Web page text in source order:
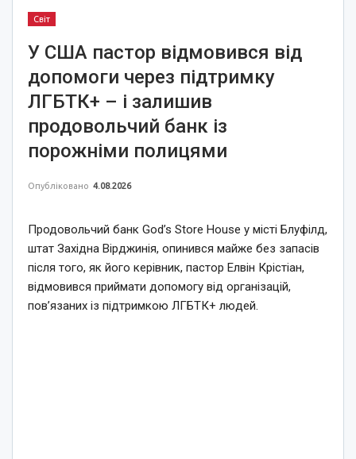
Світ
У США пастор відмовився від
допомоги через підтримку
ЛГБТК+ – і залишив
продовольчий банк із
порожніми полицями
Опубліковано 4.08.2026
Продовольчий банк God’s Store House у місті Блуфілд,
штат Західна Вірджинія, опинився майже без запасів
після того, як його керівник, пастор Елвін Крістіан,
відмовився приймати допомогу від організацій,
пов’язаних із підтримкою ЛГБТК+ людей.